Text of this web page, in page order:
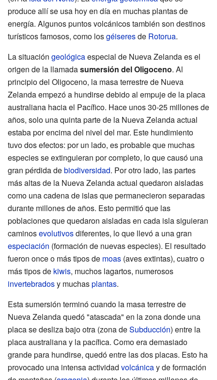
produce allí se usa hoy en día en muchas plantas de
energía. Algunos puntos volcánicos también son destinos
turísticos famosos, como losgéiseresde Rotorua.
La situación geológicaespecial de Nueva Zelanda es el
origen de la llamadasumersión del Oligoceno. Al
principio del Oligoceno, la masa terrestre de Nueva
Zelanda empezó a hundirse debido al empuje de la placa
australiana hacia el Pacífico. Hace unos 30-25 millones de
años, solo una quinta parte de la Nueva Zelanda actual
estaba por encima del nivel del mar. Este hundimiento
tuvo dos efectos: por un lado, es probable que muchas
especies se extinguieran por completo, lo que causó una
gran pérdida debiodiversidad. Por otro lado, las partes
más altas de la Nueva Zelanda actual quedaron aisladas
como una cadena de islas que permanecieron separadas
durante millones de años. Esto permitió que las
poblaciones que quedaron aisladas en cada isla siguieran
caminosevolutivosdiferentes, lo que llevó a una gran
especiación (formación de nuevas especies). El resultado
fueron once o más tipos de moas (aves extintas), cuatro o
más tipos de kiwis, muchos lagartos, numerosos
invertebradosy muchasplantas.
Esta sumersión terminó cuando la masa terrestre de
Nueva Zelanda quedó "atascada" en la zona donde una
placa se desliza bajo otra (zona deSubducción) entre la
placa australiana y la pacífica. Como era demasiado
grande para hundirse, quedó entre las dos placas. Esto ha
provocado una intensa actividad volcánicay de formación